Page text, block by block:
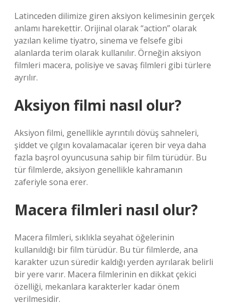
Latinceden dilimize giren aksiyon kelimesinin gerçek
anlamı harekettir. Orijinal olarak “action” olarak
yazılan kelime tiyatro, sinema ve felsefe gibi
alanlarda terim olarak kullanılır. Örneğin aksiyon
filmleri macera, polisiye ve savaş filmleri gibi türlere
ayrılır.
Aksiyon filmi nasıl olur?
Aksiyon filmi, genellikle ayrıntılı dövüş sahneleri,
şiddet ve çılgın kovalamacalar içeren bir veya daha
fazla başrol oyuncusuna sahip bir film türüdür. Bu
tür filmlerde, aksiyon genellikle kahramanın
zaferiyle sona erer.
Macera filmleri nasıl olur?
Macera filmleri, sıklıkla seyahat öğelerinin
kullanıldığı bir film türüdür. Bu tür filmlerde, ana
karakter uzun süredir kaldığı yerden ayrılarak belirli
bir yere varır. Macera filmlerinin en dikkat çekici
özelliği, mekanlara karakterler kadar önem
verilmesidir.